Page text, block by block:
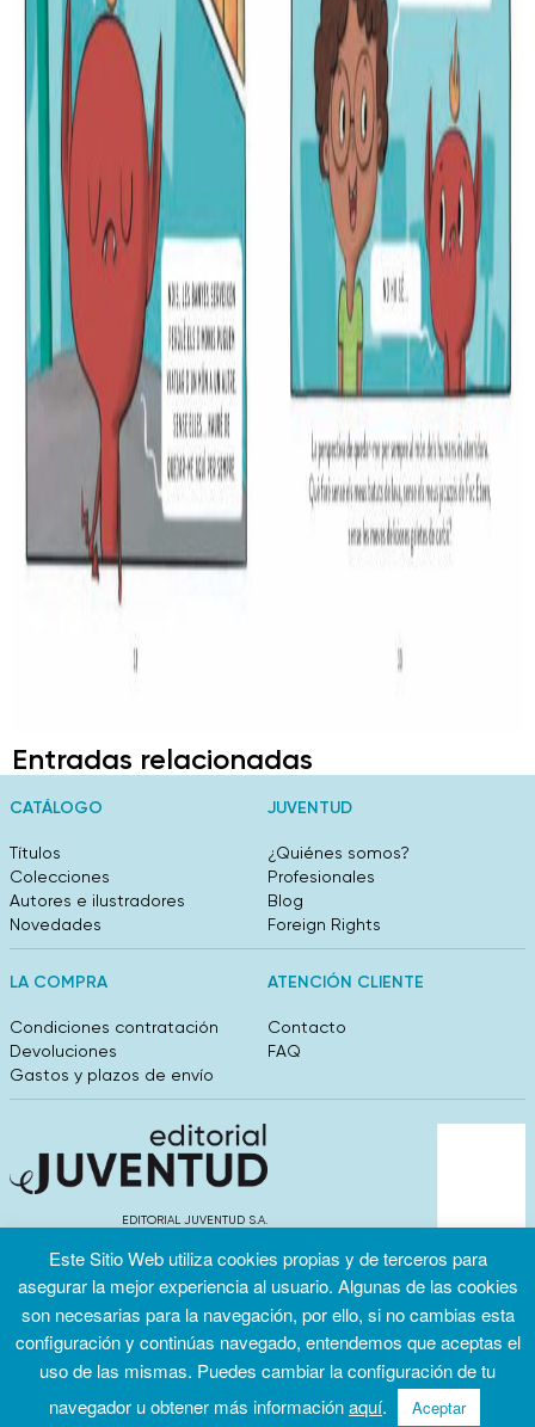
Entradas relacionadas
CATÁLOGO
Títulos
Colecciones
Autores e ilustradores
Novedades
JUVENTUD
¿Quiénes somos?
Profesionales
Blog
Foreign Rights
LA COMPRA
Condiciones contratación
Devoluciones
Gastos y plazos de envío
ATENCIÓN CLIENTE
Contacto
FAQ
EDITORIAL JUVENTUD S.A.
info@editorialjuventud.es
(+34) 93 444 18 00
Condiciones
Política de
Política de
Este Sitio Web utiliza cookies propias y de terceros para
asegurar la mejor experiencia al usuario. Algunas de las cookies
son necesarias para la navegación, por ello, si no cambias esta
configuración y continúas navegado, entendemos que aceptas el
uso de las mismas. Puedes cambiar la configuración de tu
navegador u obtener más informaciónaquí. Aceptar